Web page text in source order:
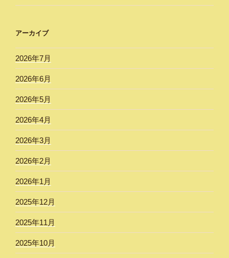
アーカイブ
2026年7月
2026年6月
2026年5月
2026年4月
2026年3月
2026年2月
2026年1月
2025年12月
2025年11月
2025年10月